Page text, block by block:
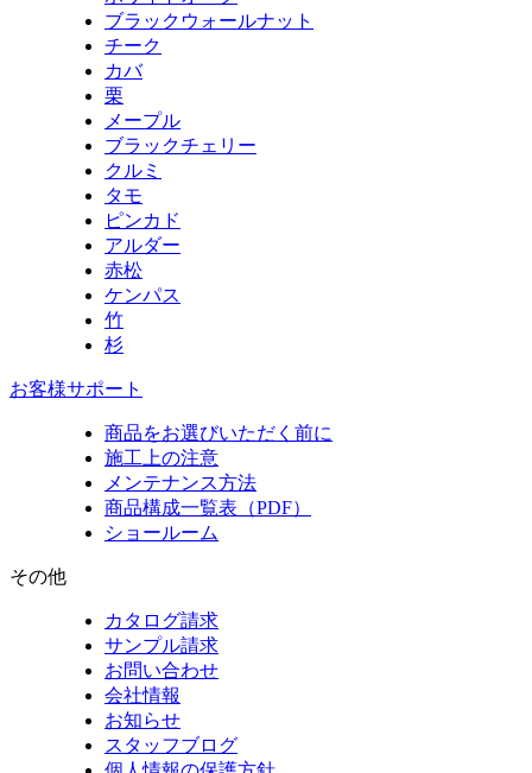
ブラックウォールナット
チーク
カバ
栗
メープル
ブラックチェリー
クルミ
タモ
ピンカド
アルダー
赤松
ケンパス
竹
杉
お客様サポート
商品をお選びいただく前に
施工上の注意
メンテナンス方法
商品構成一覧表（PDF）
ショールーム
その他
カタログ請求
サンプル請求
お問い合わせ
会社情報
お知らせ
スタッフブログ